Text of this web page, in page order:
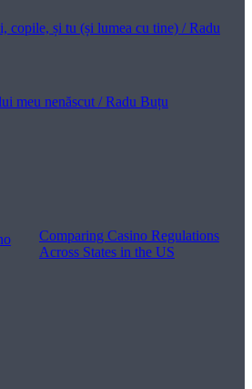
copile, și tu (și lumea cu tine) / Radu
meu nenăscut / Radu Buțu
Comparing Casino Regulations
Across States in the US